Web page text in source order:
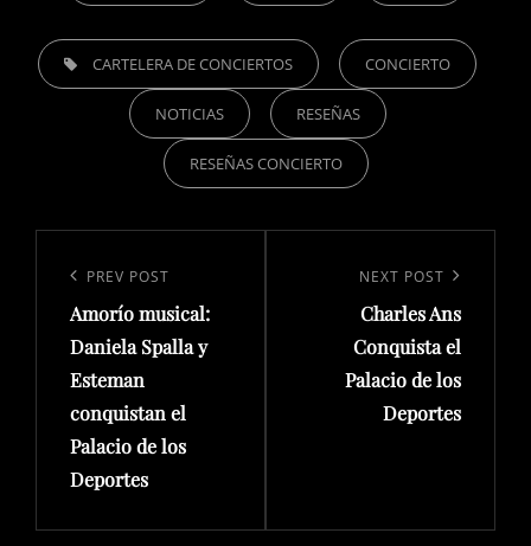
TAGS, CARTELERA DE CONCIERTOS CONCIERTO
NOTICIAS RESEÑAS
RESEÑAS CONCIERTO
entradas
Previous
Post
PREV POST
Amorío musical:
Daniela Spalla y
Esteman
conquistan el
Palacio de los
Deportes
NEXT POST
Charles Ans
Conquista el
Palacio de los
Deportes